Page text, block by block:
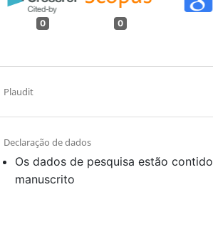
0 0
Plaudit
Declaração de dados
Os dados de pesquisa estão
manuscrito